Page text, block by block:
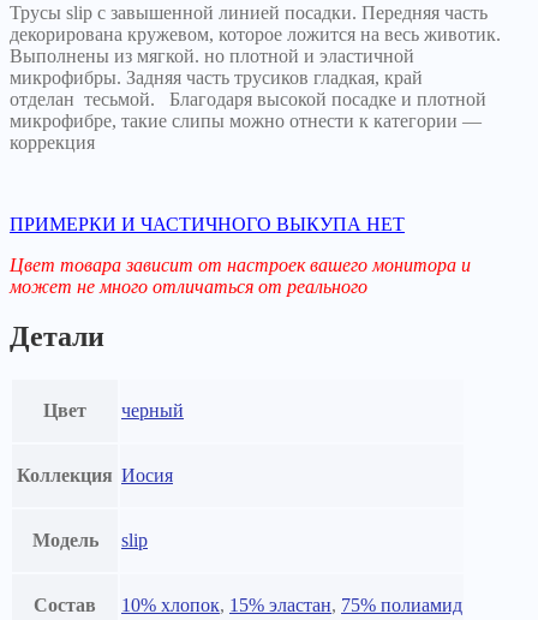
Трусы slip с завышенной линией посадки. Передняя часть
декорирована кружевом, которое ложится на весь животик.
Выполнены из мягкой. но плотной и эластичной
микрофибры. Задняя часть трусиков гладкая, край
отделан тесьмой. Благодаря высокой посадке и плотной
микрофибре, такие слипы можно отнести к категории —
коррекция
ПРИМЕРКИ И ЧАСТИЧНОГО ВЫКУПА НЕТ
Цвет товара зависит от настроек вашего монитора и
может не много отличаться от реального
Детали
Цвет черный
Коллекция Иосия
Модель slip
Состав 10% хлопок, 15% эластан, 75% полиамид